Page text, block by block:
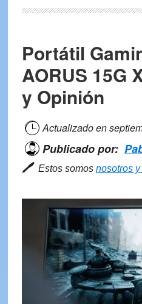
E7470
Análisis
y
opiniones
Portátil
AORUS 15G
y Opinión
Actualizado en
Publicado por:
🖊 Estos somos nosotros